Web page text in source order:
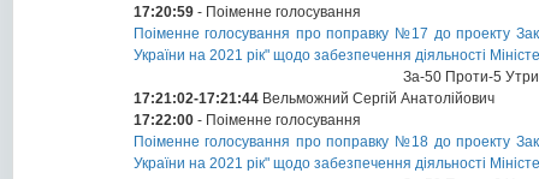
17:20:59 - Поіменне голосування
Поіменне голосування про поправку №17 до проекту
України на 2021 рік" щодо забезпечення діяльності
За-50 Проти-5
17:21:02-17:21:44 Вельможний Сергій Анатолійович
17:22:00 - Поіменне голосування
Поіменне голосування про поправку №18 до проекту
України на 2021 рік" щодо забезпечення діяльності